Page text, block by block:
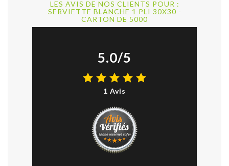
LES AVIS DE NOS CLIENTS POUR :
SERVIETTE BLANCHE 1 PLI 30X30 -
CARTON DE 5000
5.0/5
1 Avis